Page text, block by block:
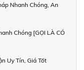
Nhanh Chóng, An
Chóng [GỌI LÀ CÓ
Uy Tín, Giá Tốt